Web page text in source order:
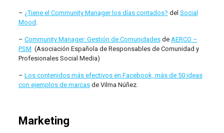
– ¿Tiene el Community Manager los días contados? del Social
Mood .
– Community Manager: Gestión de Comunidadesde AERCO –
PSM (Asociación Española de Responsables de Comunidad y
Profesionales Social Media)
– Los contenidos más efectivos en Facebook, más de 50 ideas
con ejemplos de marcasde Vilma Núñez.
Marketing